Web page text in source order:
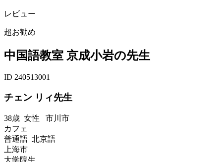
レビュー
超お勧め
中国語教室 京成小岩の先生
ID 240513001
チェン リィ先生
38歳 女性 市川市
カフェ
普通語 北京語
上海市
大学院生